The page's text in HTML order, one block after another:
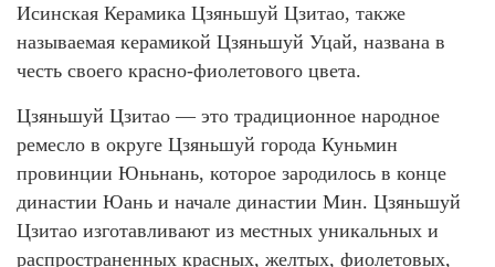
Исинская Керамика Цзяньшуй Цзитао, также
называемая керамикой Цзяньшуй Уцай, названа в
честь своего красно-фиолетового цвета.
Цзяньшуй Цзитао — это традиционное народное
ремесло в округе Цзяньшуй города Куньмин
провинции Юньнань, которое зародилось в конце
династии Юань и начале династии Мин. Цзяньшуй
Цзитао изготавливают из местных уникальных и
распространенных красных, желтых, фиолетовых,